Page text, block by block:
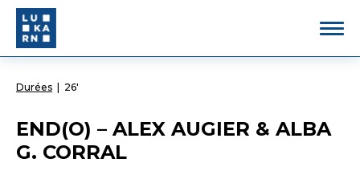
Durées 26'
END(O) – ALEX AUGIER & ALBA
G. CORRAL